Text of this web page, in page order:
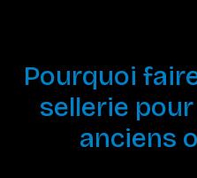
Pourquoi
sellerie pour
anciens